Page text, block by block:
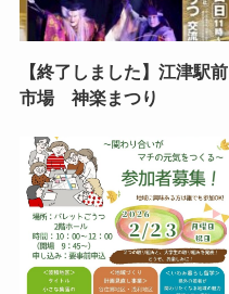
【終了しました】江津駅前
市場 神楽まつり